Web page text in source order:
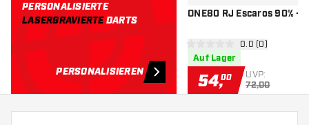
PERSONALISIERTE
LASERGRAVIERTEDARTS
PERSONALISIEREN
ONE80 RJ Escaros 90% -
0 Bewertungssterne
0.0 (0)
Auf Lager
54,00 UVP:
72,00